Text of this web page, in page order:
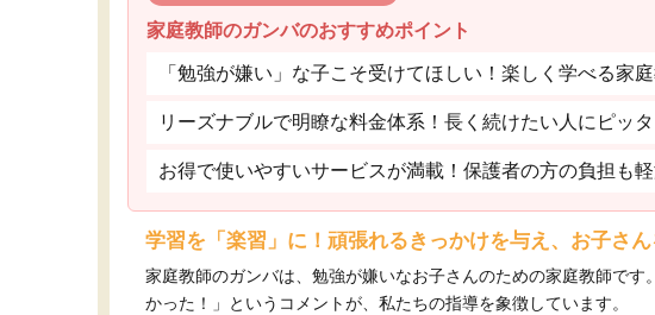
家庭教師のガンバのおすすめポイント
「勉強が嫌い」な子こそ受けてほしい！楽しく学べる家
リーズナブルで明瞭な料金体系！長く続けたい人にピッタ
お得で使いやすいサービスが満載！保護者の方の負担も
学習を「楽習」に！頑張れるきっかけを与え、お子さ
家庭教師のガンバは、勉強が嫌いなお子さんのための家庭教師で
かった！」というコメントが、私たちの指導を象徴しています。